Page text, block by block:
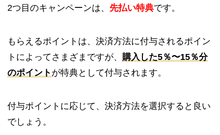
2つ目のキャンペーンは、 先払い特典です。
もらえるポイントは、決済方法に付与されるポイン
トによってさまざまですが、 購入した5％〜15％分
のポイント が特典として付与されます。
付与ポイントに応じて、決済方法を選択すると良い
でしょう。